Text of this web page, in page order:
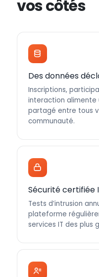
vos côtés
Des données
Inscriptions,
interaction alimente
partagé entre tous
communauté.
Sécurité certifiée
Tests d’intrusion
plateforme
services IT des plus